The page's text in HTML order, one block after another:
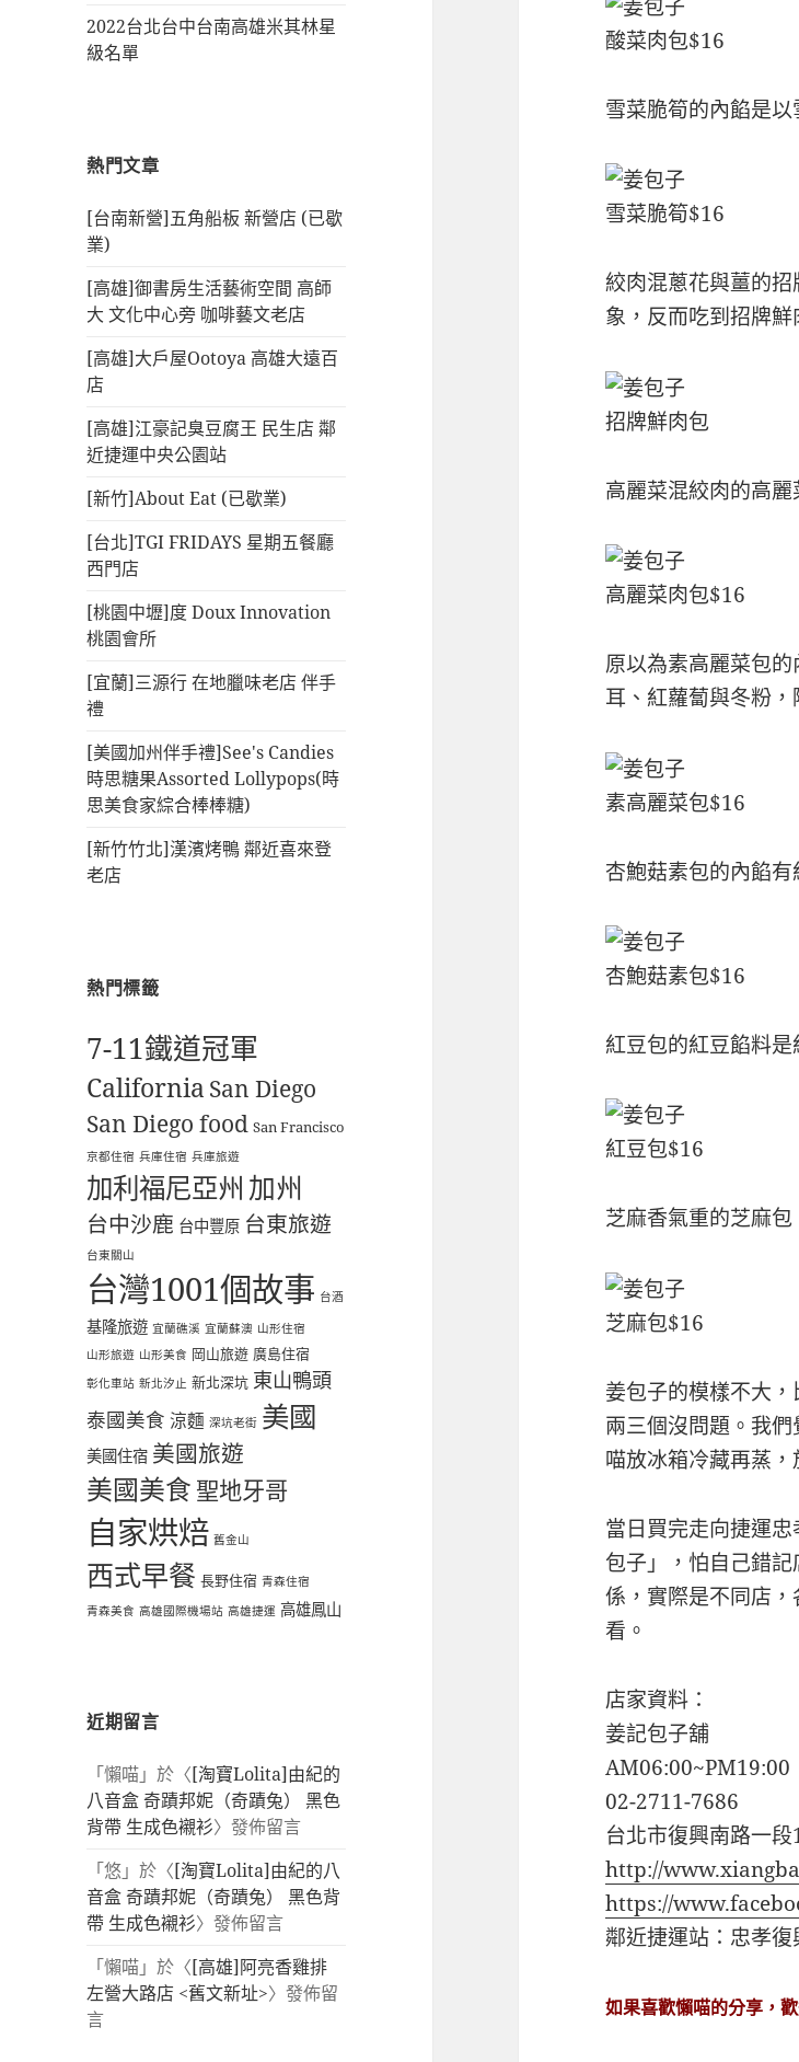
2022台北台中台南高雄米其林星
級名單
熱門文章
[台南新營]五角船板 新營店 (已歇
業)
[高雄]御書房生活藝術空間 高師
大 文化中心旁 咖啡藝文老店
[高雄]大戶屋Ootoya 高雄大遠百
店
[高雄]江豪記臭豆腐王 民生店 鄰
近捷運中央公園站
[新竹]About Eat (已歇業)
[台北]TGI FRIDAYS 星期五餐廳
西門店
[桃園中壢]度 Doux Innovation
桃園會所
[宜蘭]三源行 在地臘味老店 伴手
禮
[美國加州伴手禮]See's Candies
時思糖果Assorted Lollypops(時
思美食家綜合棒棒糖)
[新竹竹北]漢濱烤鴨 鄰近喜來登
老店
熱門標籤
7-11鐵道冠軍
California San Diego
San Diego food San Francisco
京都住宿 兵庫住宿 兵庫旅遊
加利福尼亞州 加州
台中沙鹿 台中豐原 台東旅遊
台東關山
台灣1001個故事 台酒
基隆旅遊 宜蘭礁溪 宜蘭蘇澳 山形住宿
山形旅遊 山形美食 岡山旅遊 廣島住宿
彰化車站 新北汐止 新北深坑 東山鴨頭
泰國美食 涼麵 深坑老街 美國
美國住宿 美國旅遊
美國美食 聖地牙哥
自家烘焙 舊金山
西式早餐 長野住宿 青森住宿
青森美食 高雄國際機場站 高雄捷運 高雄鳳山
近期留言
「懶喵」於〈[淘寶Lolita]由紀的
八音盒 奇蹟邦妮（奇蹟兔） 黑色
背帶 生成色襯衫〉發佈留言
「悠」於〈[淘寶Lolita]由紀的八
音盒 奇蹟邦妮（奇蹟兔） 黑色背
帶 生成色襯衫〉發佈留言
「懶喵」於〈[高雄]阿亮香雞排
左營大路店 <舊文新址>〉發佈留
言
酸菜肉包$16
雪菜脆筍的內餡是
雪菜脆筍$16
絞肉混蔥花與薑的
象，反而吃到招牌
招牌鮮肉包
高麗菜混絞肉的高
高麗菜肉包$16
原以為素高麗菜包
耳、紅蘿蔔與冬粉
素高麗菜包$16
杏鮑菇素包的內餡
杏鮑菇素包$16
紅豆包的紅豆餡料
紅豆包$16
芝麻香氣重的芝麻包
芝麻包$16
姜包子的模樣不大
兩三個沒問題。我
喵放冰箱冷藏再蒸
當日買完走向捷運
包子」，怕自己錯
係，實際是不同店
看。
店家資料：
姜記包子舖
AM06:00~PM19:00
02-2711-7686
台北市復興南路一
http://
https://
鄰近捷運站：忠孝復
如果喜歡懶喵的分享，